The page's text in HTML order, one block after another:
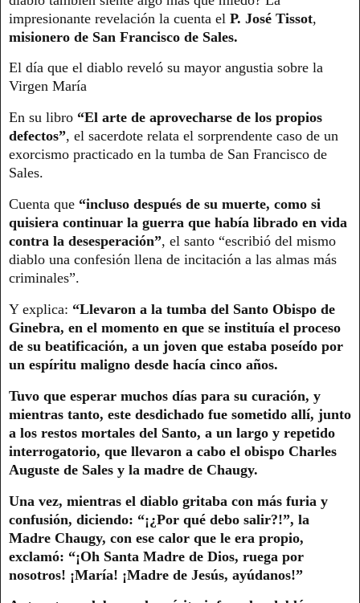
impresionante revelación la cuenta el P. José Tissot,
misionero de San Francisco de Sales.
El día que el diablo reveló su mayor angustia sobre la
Virgen María
En su libro “El arte de aprovecharse de los propios
defectos”, el sacerdote relata el sorprendente caso de un
exorcismo practicado en la tumba de San Francisco de
Sales.
Cuenta que “incluso después de su muerte, como si
quisiera continuar la guerra que había librado en vida
contra la desesperación”, el santo “escribió del mismo
diablo una confesión llena de incitación a las almas más
criminales”.
Y explica: “Llevaron a la tumba del Santo Obispo de
Ginebra, en el momento en que se instituía el proceso
de su beatificación, a un joven que estaba poseído por
un espíritu maligno desde hacía cinco años.
Tuvo que esperar muchos días para su curación, y
mientras tanto, este desdichado fue sometido allí, junto
a los restos mortales del Santo, a un largo y repetido
interrogatorio, que llevaron a cabo el obispo Charles
Auguste de Sales y la madre de Chaugy.
Una vez, mientras el diablo gritaba con más furia y
confusión, diciendo: “¡¿Por qué debo salir?!”, la
Madre Chaugy, con ese calor que le era propio,
exclamó: “¡Oh Santa Madre de Dios, ruega por
nosotros! ¡María! ¡Madre de Jesús, ayúdanos!”